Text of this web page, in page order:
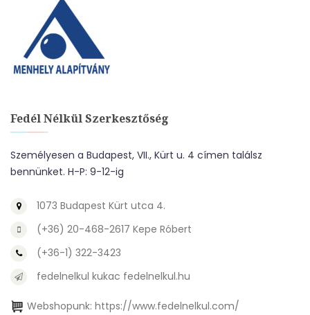
Fedél Nélkül Szerkesztőség
Személyesen a Budapest, VII., Kürt u. 4 címen találsz
bennünket. H-P: 9-12-ig
1073 Budapest Kürt utca 4.
(+36) 20-468-2617 Kepe Róbert
(+36-1) 322-3423
fedelnelkul kukac fedelnelkul.hu
Webshopunk: https://www.fedelnelkul.com/